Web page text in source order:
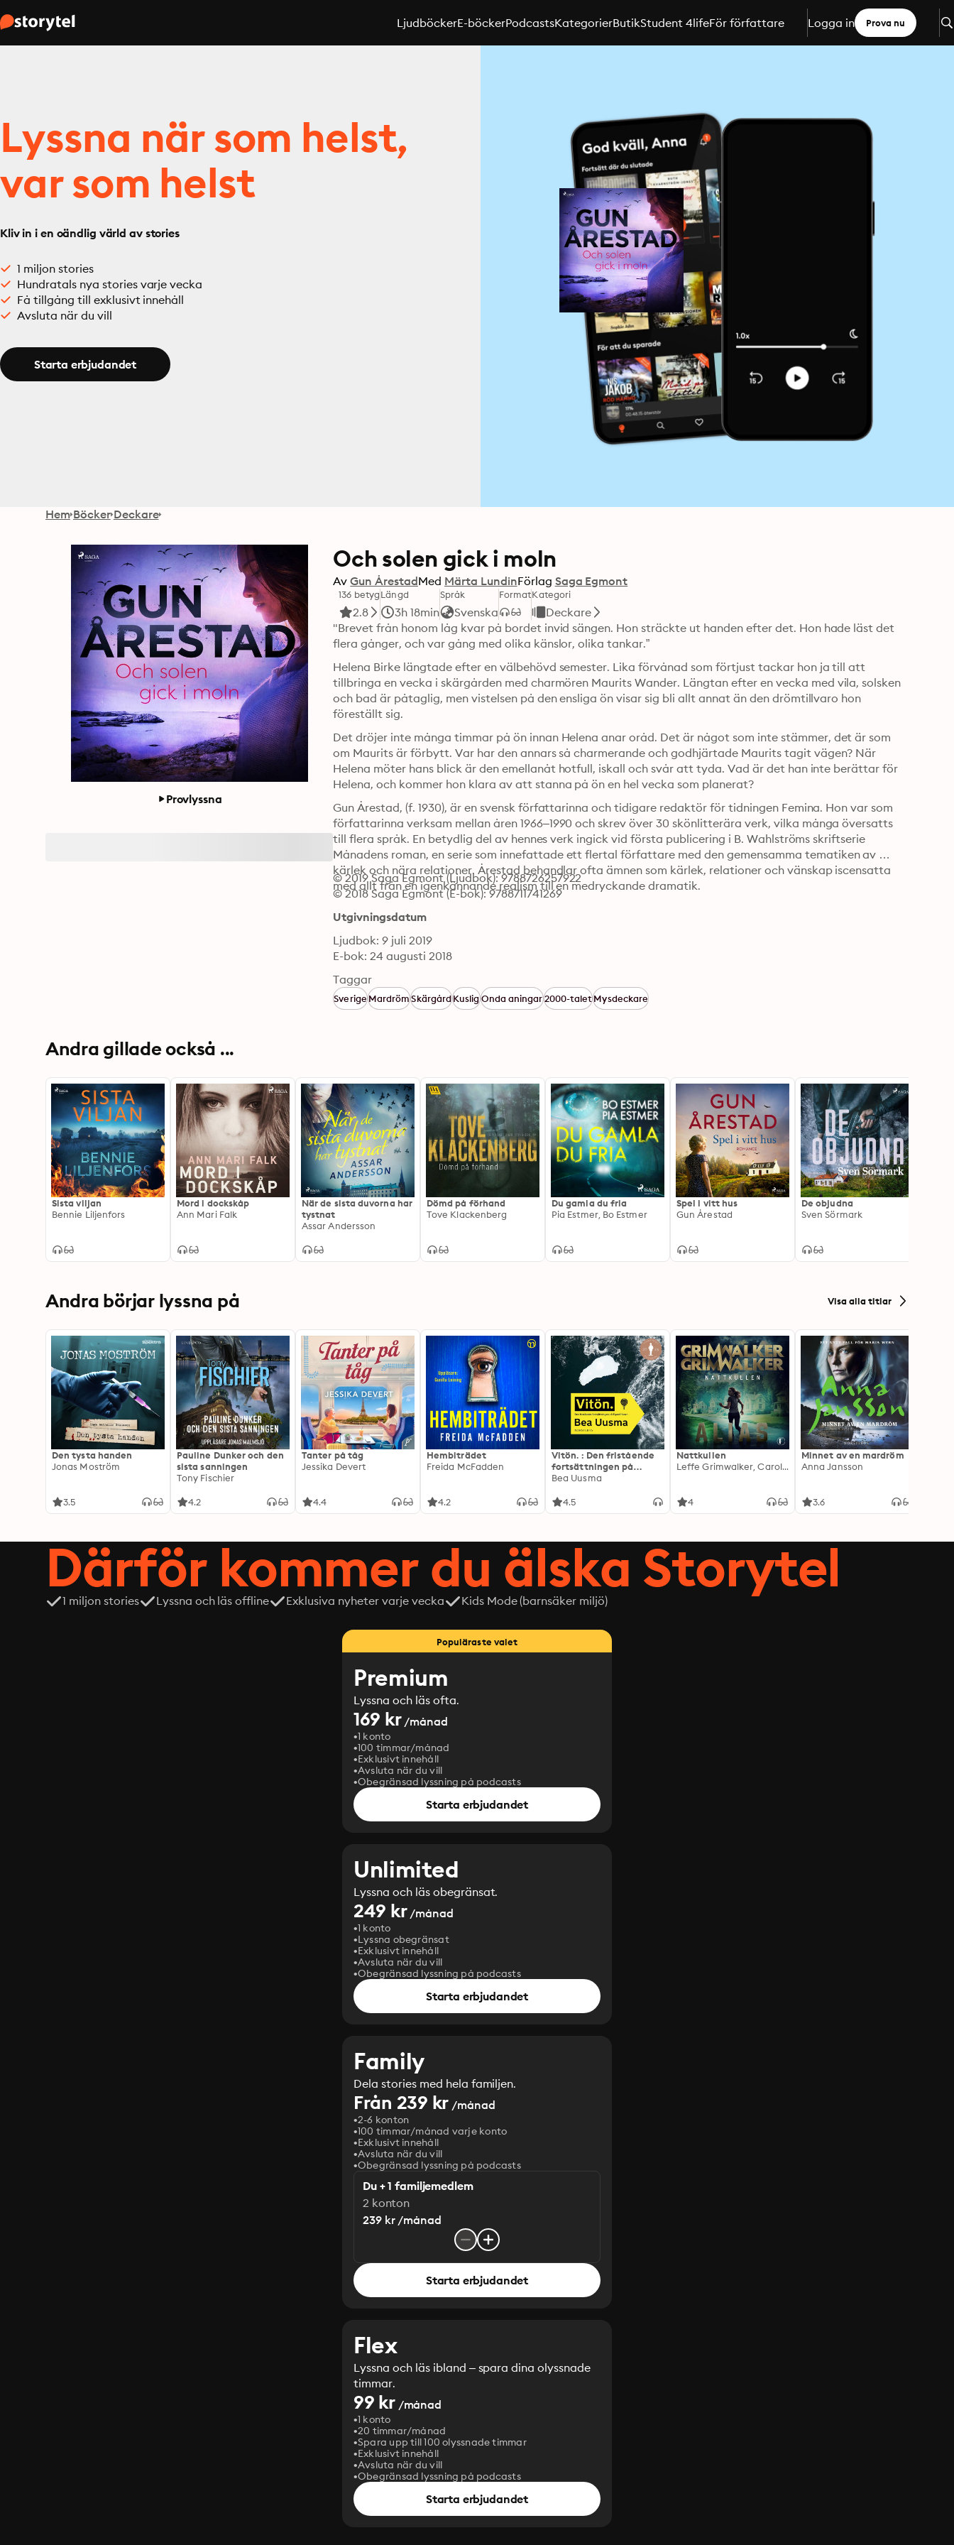
LjudböckerE-böckerPodcastsKategorierButikStudent 4lifeFör författare Logga in Prova nu
Lyssna när som helst,
var som helst
Kliv in i en oändlig värld av stories
1 miljon stories
Hundratals nya stories varje vecka
Få tillgång till exklusivt innehåll
Avsluta när du vill
Starta erbjudandet
Hem Böcker Deckare
Provlyssna
Och solen gick i moln
Av Gun ÅrestadMed Märta LundinFörlag Saga Egmont
136 betyg
2.8
Längd
3h 18min
Språk
Svenska
FormatKategori
Deckare
"Brevet från honom låg kvar på bordet invid sängen. Hon sträckte ut handen efter det. Hon hade läst det
flera gånger, och var gång med olika känslor, olika tankar.”
Helena Birke längtade efter en välbehövd semester. Lika förvånad som förtjust tackar hon ja till att
tillbringa en vecka i skärgården med charmören Maurits Wander. Längtan efter en vecka med vila, solsken
och bad är påtaglig, men vistelsen på den ensliga ön visar sig bli allt annat än den drömtillvaro hon
Det dröjer inte många timmar på ön innan Helena anar oråd. Det är något som inte stämmer, det är som
om Maurits är förbytt. Var har den annars så charmerande och godhjärtade Maurits tagit vägen? När
Helena möter hans blick är den emellanåt hotfull, iskall och svår att tyda. Vad är det han inte berättar för
Helena, och kommer hon klara av att stanna på ön en hel vecka som planerat?
Gun Årestad, (f. 1930), är en svensk författarinna och tidigare redaktör för tidningen Femina. Hon var som
författarinna verksam mellan åren 1966–1990 och skrev över 30 skönlitterära verk, vilka många översatts
till flera språk. En betydlig del av hennes verk ingick vid första publicering i B. Wahlströms skriftserie
Månadens roman, en serie som innefattade ett flertal författare med den gemensamma tematiken av
kärlek och nära relationer. Årestad behandlar ofta ämnen som kärlek, relationer och vänskap iscensatta
med allt från en igenkännande realism till en medryckande dramatik.
© 2019 Saga Egmont (Ljudbok): 9788726257922
© 2018 Saga Egmont (E-bok): 9788711741269
Utgivningsdatum
Ljudbok: 9 juli 2019
E-bok: 24 augusti 2018
Taggar
SverigeMardrömSkärgårdKusligOnda aningar2000-taletMysdeckare
Andra gillade också ...
Sista viljan
Bennie Liljenfors
Mord i dockskåp
Ann Mari Falk
När de sista duvorna har
tystnat
Assar Andersson
Dömd på förhand
Tove Klackenberg
Du gamla du fria
Pia Estmer, Bo Estmer
Spel i vitt hus
Gun Årestad
De objudna
Sven Sörmark
Andra börjar lyssna på Visa alla titlar
Den tysta handen
Jonas Moström
3.5
Pauline Dunker och den
sista sanningen
Tony Fischier
4.2
Tanter på tåg
Jessika Devert
4.4
Hembiträdet
Freida McFadden
4.2
Vitön. : Den fristående
fortsättningen på
Expeditionen
Bea Uusma
4.5
Nattkullen
Leffe Grimwalker, Caroline Grimwalker
4
Minnet av en mardröm
Anna Jansson
3.6
Därför kommer du älska Storytel
1 miljon stories Lyssna och läs offline Exklusiva nyheter varje vecka Kids Mode (barnsäker miljö)
Populäraste valet
Premium
Lyssna och läs ofta.
169 kr/månad
1 konto
100 timmar/månad
Exklusivt innehåll
Avsluta när du vill
Obegränsad lyssning på podcasts
Starta erbjudandet
Unlimited
Lyssna och läs obegränsat.
249 kr/månad
1 konto
Lyssna obegränsat
Exklusivt innehåll
Avsluta när du vill
Obegränsad lyssning på podcasts
Starta erbjudandet
Family
Dela stories med hela familjen.
Från 239 kr /månad
2-6 konton
100 timmar/månad varje konto
Exklusivt innehåll
Avsluta när du vill
Obegränsad lyssning på podcasts
Du + 1 familjemedlem
2 konton
239 kr /månad
Starta erbjudandet
Flex
Lyssna och läs ibland – spara dina olyssnade
timmar.
99 kr/månad
1 konto
20 timmar/månad
Spara upp till 100 olyssnade timmar
Exklusivt innehåll
Avsluta när du vill
Obegränsad lyssning på podcasts
Starta erbjudandet